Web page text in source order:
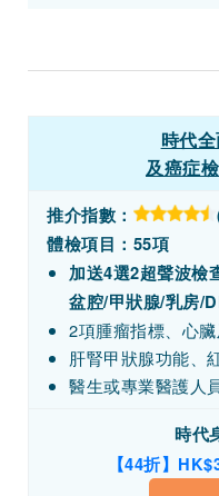
時代
及癌症
推介指數：
體檢項目：55項
加送4選2超聲波檢
盆腔/甲狀腺/乳房/
2項腫瘤指標、心
肝腎甲狀腺功能、
醫生或專業醫護人
時代
【44折】